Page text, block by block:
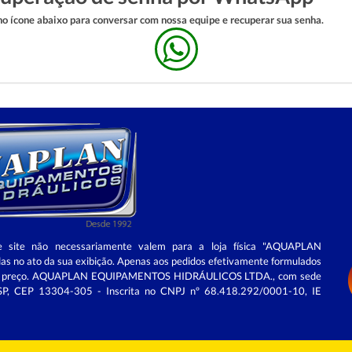
ícone abaixo para conversar com nossa equipe e recuperar sua senha.
não necessariamente valem para a loja física "AQUAPLAN
no ato da sua exibição. Apenas aos pedidos efetivamente formulados
AQUAPLAN EQUIPAMENTOS HIDRÁULICOS LTDA., com sede
CEP 13304-305 - Inscrita no CNPJ nº 68.418.292/0001-10, IE